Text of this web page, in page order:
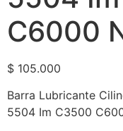
C6000
$ 105.000
Barra Lubricante
5504 Im C3500